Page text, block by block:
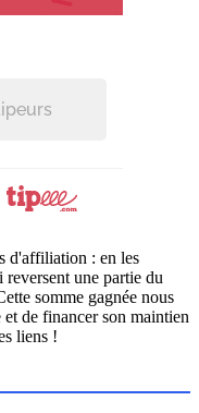
d'affiliation : en les
une partie du
somme gagnée nous
de financer son maintien
liens !